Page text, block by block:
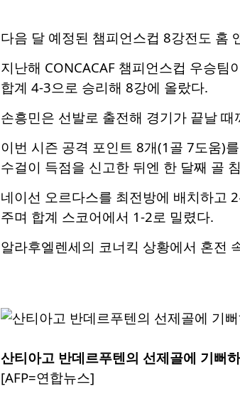
다음 달 예정된 챔피언스컵 8강전도 홈
지난해 CONCACAF 챔피언스컵 우승
합계 4-3으로 승리해 8강에 올랐다.
손흥민은 선발로 출전해 경기가 끝날
이번 시즌 공격 포인트 8개(1골 7도움)
수걸이 득점을 신고한 뒤엔 한 달째 골
네이선 오르다스를 최전방에 배치하고
주며 합계 스코어에서 1-2로 밀렸다.
알라후엘렌세의 코너킥 상황에서 혼전
산티아고 반데르푸텐의 선제골에 기뻐
[AFP=연합뉴스]